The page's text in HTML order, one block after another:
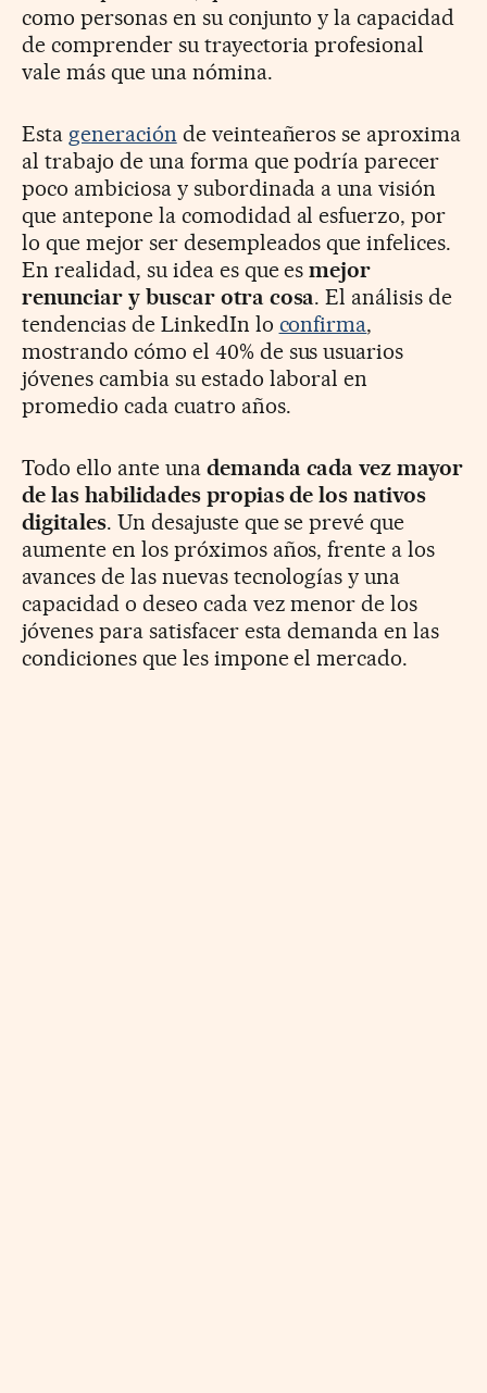
como personas en su conjunto y la capacidad
de comprender su trayectoria profesional
vale más que una nómina.
Esta generación de veinteañeros se aproxima
al trabajo de una forma que podría parecer
poco ambiciosa y subordinada a una visión
que antepone la comodidad al esfuerzo, por
lo que mejor ser desempleados que infelices.
En realidad, su idea es que esmejor
renunciar y buscar otra cosa. El análisis de
tendencias de LinkedIn lo confirma,
mostrando cómo el 40% de sus usuarios
jóvenes cambia su estado laboral en
promedio cada cuatro años.
Todo ello ante unademanda cada vez mayor
de las habilidades propias de los nativos
digitales. Un desajuste que se prevé que
aumente en los próximos años, frente a los
avances de las nuevas tecnologías y una
capacidad o deseo cada vez menor de los
jóvenes para satisfacer esta demanda en las
condiciones que les impone el mercado.